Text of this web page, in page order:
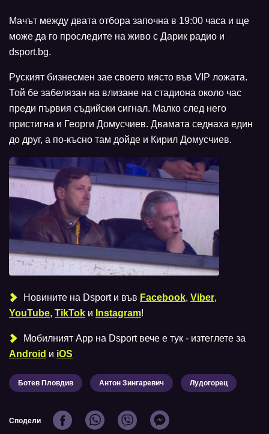
Мачът между двата отбора започна в 19:00 часа и ще
може да го проследите на живо с Дарик радио и
dsport.bg.
Руският бизнесмен зае своето място във VIP ложата.
Той бе забелязан на влизане на стадиона около час
преди първия съдийски сигнал. Малко след него
пристигна и Георги Домусчиев. Двамата седнаха един
до друг, а по-късно там дойде и Кирил Домусчиев.
Новините на Dsport и във Facebook, Viber,
YouTube, TikTok и Instagram!
Мобилният Аpp на Dsport вече е тук - изтеглете за
Android и iOS
Ботев Пловдив Антон Зингаревич Лудогорец
Сподели